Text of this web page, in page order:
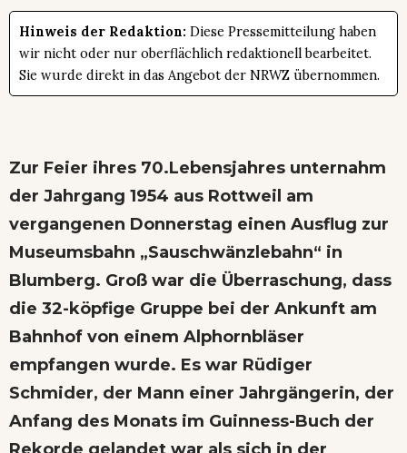
Hinweis der Redaktion: Diese Pressemitteilung haben
wir nicht oder nur oberflächlich redaktionell bearbeitet.
Sie wurde direkt in das Angebot der NRWZ übernommen.
Zur Feier ihres 70.Lebensjahres unternahm
der Jahrgang 1954 aus Rottweil am
vergangenen Donnerstag einen Ausflug zur
Museumsbahn „Sauschwänzlebahn“ in
Blumberg. Groß war die Überraschung, dass
die 32-köpfige Gruppe bei der Ankunft am
Bahnhof von einem Alphornbläser
empfangen wurde. Es war Rüdiger
Schmider, der Mann einer Jahrgängerin, der
Anfang des Monats im Guinness-Buch der
Rekorde gelandet war als sich in der